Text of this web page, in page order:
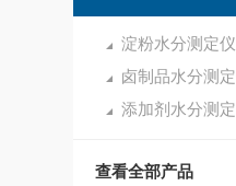
淀粉水分测定仪
卤制品水分测
添加剂水分测
查看全部产品